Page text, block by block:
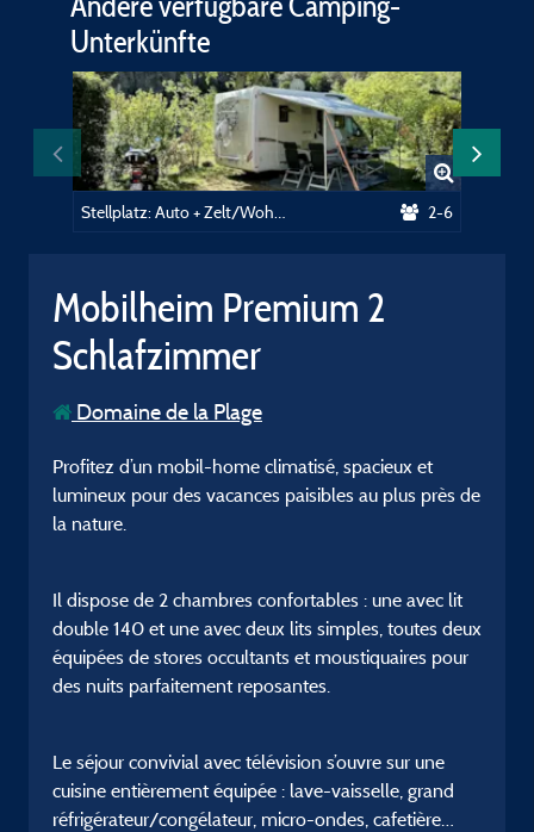
Unterkünfte
2-6
Mobilheim Premium 2
Schlafzimmer
Domaine de la Plage
Profitez d’un mobil-home climatisé, spacieux et
lumineux pour des vacances paisibles au plus près de
la nature.
Il dispose de 2 chambres confortables : une avec lit
double 140 et une avec deux lits simples, toutes deux
équipées de stores occultants et moustiquaires pour
des nuits parfaitement reposantes.
Le séjour convivial avec télévision s’ouvre sur une
cuisine entièrement équipée : lave-vaisselle, grand
réfrigérateur/congélateur, micro-ondes, cafetière…